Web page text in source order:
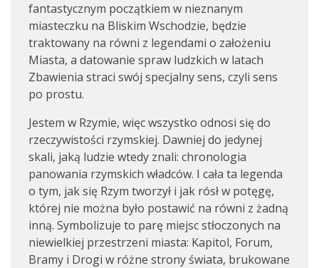
fantastycznym początkiem w nieznanym
miasteczku na Bliskim Wschodzie, będzie
traktowany na równi z legendami o założeniu
Miasta, a datowanie spraw ludzkich w latach
Zbawienia straci swój specjalny sens, czyli sens
po prostu.
Jestem w Rzymie, więc wszystko odnosi się do
rzeczywistości rzymskiej. Dawniej do jedynej
skali, jaką ludzie wtedy znali: chronologia
panowania rzymskich władców. I cała ta legenda
o tym, jak się Rzym tworzył i jak rósł w potęgę,
której nie można było postawić na równi z żadną
inną. Symbolizuje to parę miejsc stłoczonych na
niewielkiej przestrzeni miasta: Kapitol, Forum,
Bramy i Drogi w różne strony świata, brukowane